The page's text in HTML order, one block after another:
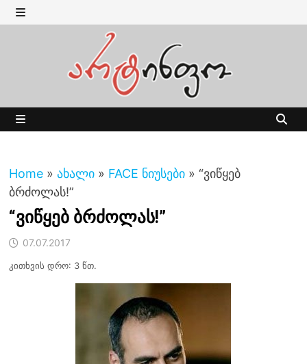
Skip
to MENU
Home » ახალი » FACE ნიუსები » “ვიწყებ
ბრძოლას!”
“ვიწყებ ბრძოლას!”
07.07.2017
კითხვის დრო: 3 წთ.